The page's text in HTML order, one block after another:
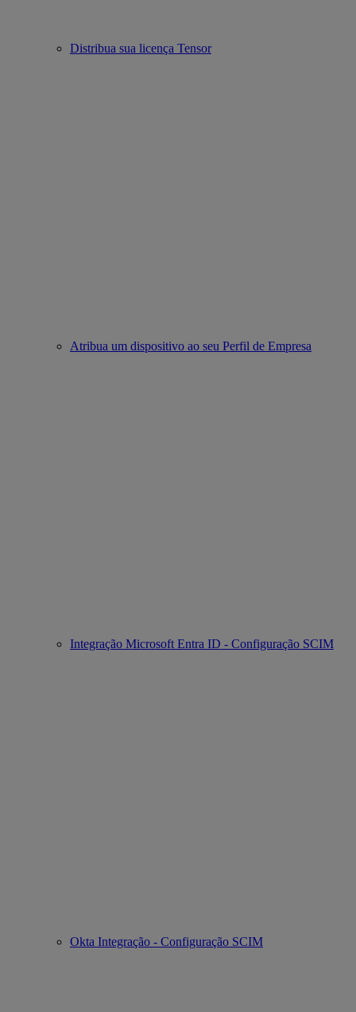
Distribua sua licença Tensor
Atribua um dispositivo ao seu Perfil de Empresa
Integração Microsoft Entra ID - Configuração SCIM
Okta Integração - Configuração SCIM